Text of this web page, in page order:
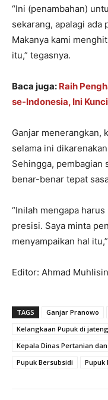
“Ini (penambahan)
sekarang, apalagi ada
Makanya kami
itu,” tegasnya.
Baca juga: Raih
se-Indonesia, Ini
Ganjar menerangkan,
selama ini
Sehingga, pembagian
benar-benar tepat
“Inilah mengapa
presisi. Saya minta
menyampaikan hal
Editor: Ahmad Muhlisin
TAGS Ganjar Pranowo
Kelangkaan Pupuk di jateng
Kepala Dinas Pertanian
Pupuk Bersubsidi
Pupuk